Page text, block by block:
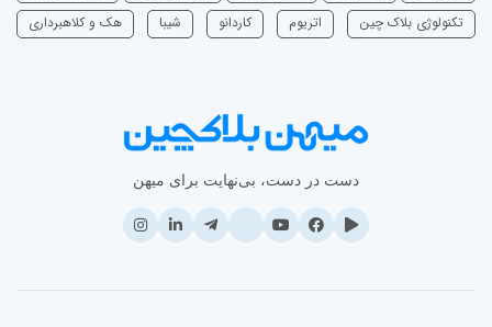
تکنولوژی بلاک چین
اتریوم ‌کاردانو شیبا هک و کلاهبرداری
دست در دست، بی‌نهایت برای میهن